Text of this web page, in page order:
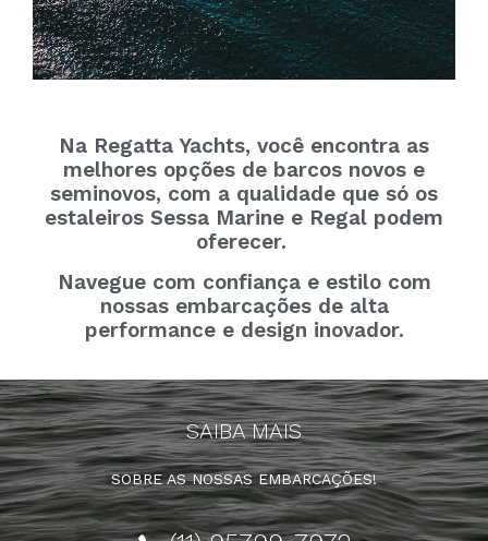
Na Regatta Yachts, você encontra as
melhores opções de barcos novos e
seminovos, com a qualidade que só os
estaleiros Sessa Marine e Regal podem
oferecer.
Navegue com confiança e estilo com
nossas embarcações de alta
performance e design inovador.
SAIBA MAIS
SOBRE AS NOSSAS EMBARCAÇÕES!